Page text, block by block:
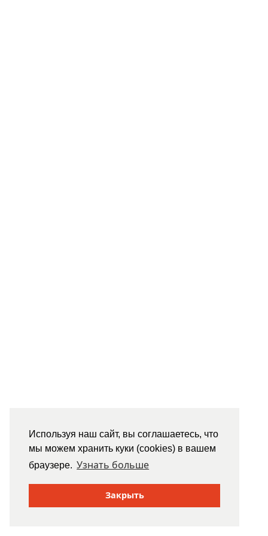
Используя наш сайт, вы соглашаетесь, что
мы можем хранить куки (cookies) в вашем
браузере. Узнать больше
Закрыть